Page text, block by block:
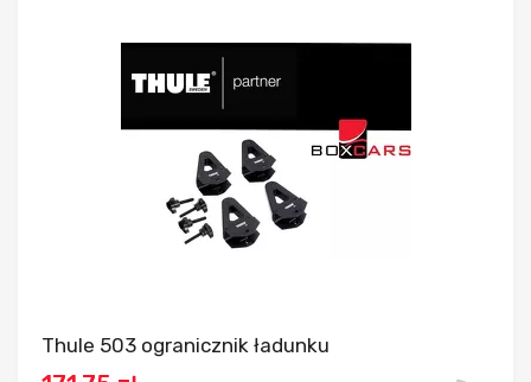
Thule 503 ogranicznik ładunku